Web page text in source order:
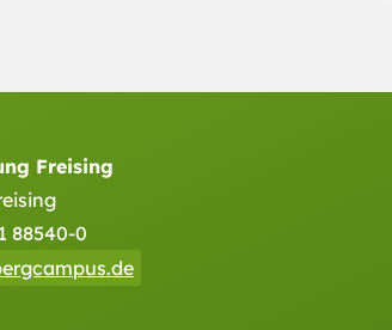
Freising
88540-0